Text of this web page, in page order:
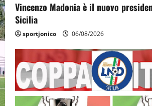
Vincenzo Madonia è il nuovo
Sicilia
sportjonico 06/08/2026